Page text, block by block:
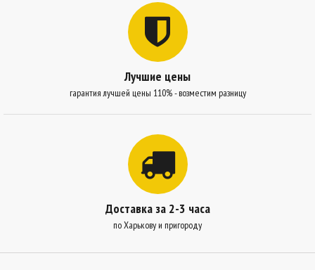
Лучшие цены
гарантия лучшей цены 110% - возместим разницу
Доставка за 2-3 часа
по Харькову и пригороду